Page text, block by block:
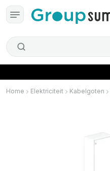
Home Elektriciteit Kabelgoten